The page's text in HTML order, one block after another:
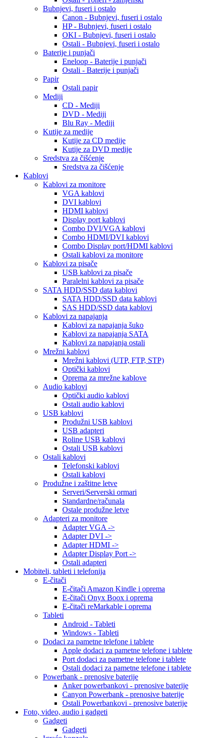
Bubnjevi, fuseri i ostalo
Canon - Bubnjevi, fuseri i ostalo
HP - Bubnjevi, fuseri i ostalo
OKI - Bubnjevi, fuseri i ostalo
Ostali - Bubnjevi, fuseri i ostalo
Baterije i punjači
Eneloop - Baterije i punjači
Ostali - Baterije i punjači
Papir
Ostali papir
Mediji
CD - Mediji
DVD - Mediji
Blu Ray - Mediji
Kutije za medije
Kutije za CD medije
Kutije za DVD medije
Sredstva za čišćenje
Sredstva za čišćenje
Kablovi
Kablovi za monitore
VGA kablovi
DVI kablovi
HDMI kablovi
Display port kablovi
Combo DVI/VGA kablovi
Combo HDMI/DVI kablovi
Combo Display port/HDMI kablovi
Ostali kablovi za monitore
Kablovi za pisače
USB kablovi za pisače
Paralelni kablovi za pisače
SATA HDD/SSD data kablovi
SATA HDD/SSD data kablovi
SAS HDD/SSD data kablovi
Kablovi za napajanja
Kablovi za napajanja šuko
Kablovi za napajanja SATA
Kablovi za napajanja ostali
Mrežni kablovi
Mrežni kablovi (UTP, FTP, STP)
Optički kablovi
Oprema za mrežne kablove
Audio kablovi
Optički audio kablovi
Ostali audio kablovi
USB kablovi
Produžni USB kablovi
USB adapteri
Roline USB kablovi
Ostali USB kablovi
Ostali kablovi
Telefonski kablovi
Ostali kablovi
Produžne i zaštitne letve
Serveri/Serverski ormari
Standardne/računala
Ostale produžne letve
Adapteri za monitore
Adapter VGA ->
Adapter DVI ->
Adapter HDMI ->
Adapter Display Port ->
Ostali adapteri
Mobiteli, tableti i telefonija
E-čitači
E-čitači Amazon Kindle i oprema
E-čitači Onyx Boox i oprema
E-čitači reMarkable i oprema
Tableti
Android - Tableti
Windows - Tableti
Dodaci za pametne telefone i tablete
Apple dodaci za pametne telefone i tablete
Port dodaci za pametne telefone i tablete
Ostali dodaci za pametne telefone i tablete
Powerbank - prenosive baterije
Anker powerbankovi - prenosive baterije
Canyon Powerbank - prenosive baterije
Ostali Powerbankovi - prenosive baterije
Foto, video, audio i gadgeti
Gadgeti
Gadgeti